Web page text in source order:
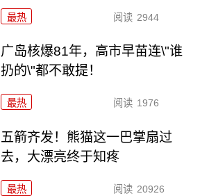
最热 阅读 2944
广岛核爆81年，高市早苗连\"谁
扔的\"都不敢提！
最热 阅读 1976
五箭齐发！熊猫这一巴掌扇过
去，大漂亮终于知疼
最热 阅读 20926